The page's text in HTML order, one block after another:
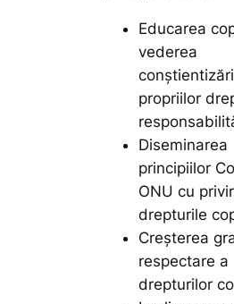
Educarea
vederea
propriilor
Diseminarea
principiilor
ONU cu
drepturile
Creșterea
respectare a
drepturilor